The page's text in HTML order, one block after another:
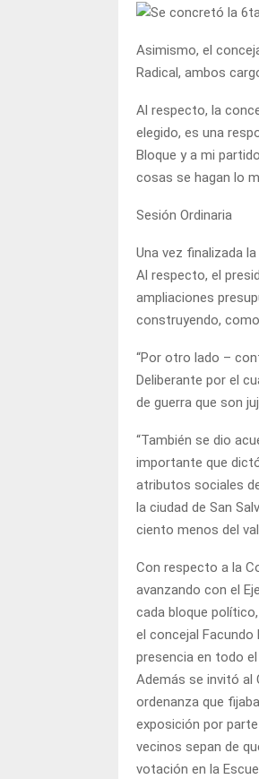
Asimismo, el
Radical, ambos
Al respecto, la
elegido, es una
Bloque y a mi
cosas se hagan lo
Sesión Ordinaria
Una vez finalizada
Al respecto, el
ampliaciones
construyendo,
“Por otro lado –
Deliberante por el
de guerra que son
“También se dio
importante que
atributos sociales
la ciudad de San
ciento menos del
Con respecto a la
avanzando con el
cada bloque
el concejal
presencia en todo
Además se invitó al
ordenanza que
exposición por
vecinos sepan de
votación en la